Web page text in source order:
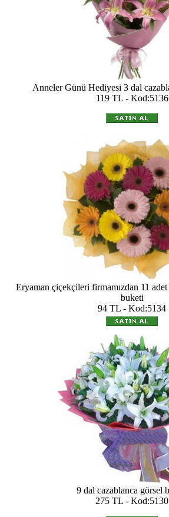
Anneler Günü Hediyesi 3 dal
119 TL - Kod:5136
Eryaman çiçekçileri firmamızdan 11 adet
buketi
94 TL - Kod:5134
9 dal cazablanca görsel
275 TL - Kod:5130